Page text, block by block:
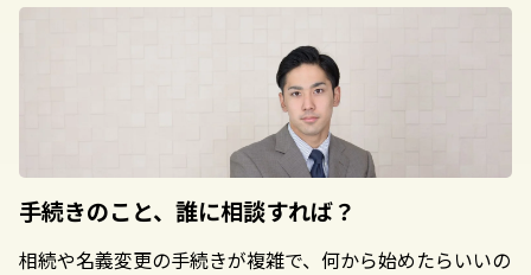
手続きのこと、 誰に相談すれば？
相続や名義変更の手続きが複雑で、何から始めたらいいの